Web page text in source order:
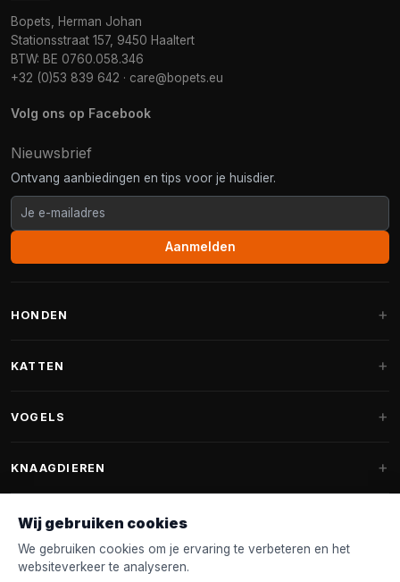
Bopets, Herman Johan
Stationsstraat 157, 9450 Haaltert
BTW: BE 0760.058.346
+32 (0)53 839 642 · care@bopets.eu
Volg ons op Facebook
Nieuwsbrief
Ontvang aanbiedingen en tips voor je huisdier.
Aanmelden
HONDEN
Fantail hondenmanden
Hondenspeelgoed
Halsband & Lijn
KATTEN
Krabpalen voor Maine Coon
Kattenmanden
VOGELS
Vogelvoer binnenvogels
Voederhuisjes
Nestkastjes & Nesting
KNAAGDIEREN
Knaagdierenvoer
Accessoires
Wij gebruiken cookies
We gebruiken cookies om je ervaring te verbeteren en het
websiteverkeer te analyseren.